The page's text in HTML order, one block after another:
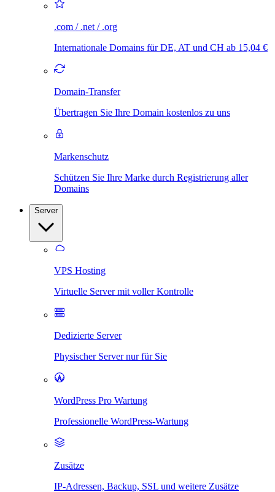
.com / .net / .org
Internationale Domains für DE, AT und CH ab 15,04 €
Domain-Transfer
Übertragen Sie Ihre Domain kostenlos zu uns
Markenschutz
Schützen Sie Ihre Marke durch Registrierung aller
Domains
Server
VPS Hosting
Virtuelle Server mit voller Kontrolle
Dedizierte Server
Physischer Server nur für Sie
WordPress Pro Wartung
Professionelle WordPress-Wartung
Zusätze
IP-Adressen, Backup, SSL und weitere Zusätze